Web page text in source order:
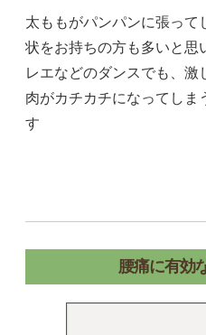
太ももがパンパンに張って
状をお持ちの方も多いと思
レエなどのダンスでも、激
肉がカチカチになってしま
す
腰痛に有効